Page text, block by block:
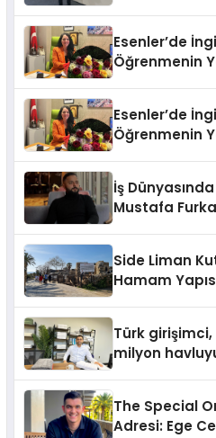
Esenler’de
Öğrenmenin
Esenler’de
Öğrenmenin
İş
Mustafa
Side Liman
Hamam
Katkılarıyla
Türk girişimci,
milyon
The Special
Adresi: Ege